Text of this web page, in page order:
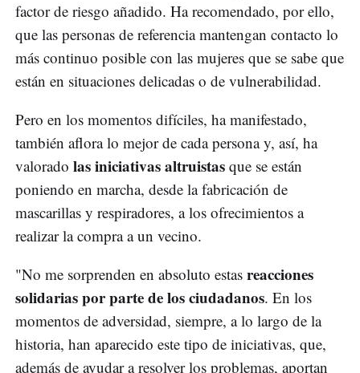
factor de riesgo añadido. Ha recomendado, por ello,
que las personas de referencia mantengan contacto lo
más continuo posible con las mujeres que se sabe que
están en situaciones delicadas o de vulnerabilidad.
Pero en los momentos difíciles, ha manifestado,
también aflora lo mejor de cada persona y, así, ha
valorado las iniciativas altruistas que se están
poniendo en marcha, desde la fabricación de
mascarillas y respiradores, a los ofrecimientos a
realizar la compra a un vecino.
"No me sorprenden en absoluto estas reacciones
solidarias por parte de los ciudadanos. En los
momentos de adversidad, siempre, a lo largo de la
historia, han aparecido este tipo de iniciativas, que,
además de ayudar a resolver los problemas, aportan